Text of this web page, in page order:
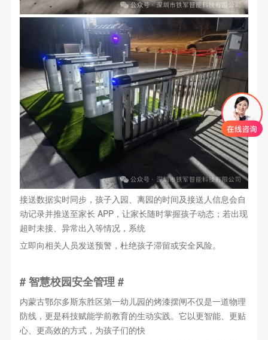
接送数据实时同步，孩子入园、离园的时间及接送人信息会自
动记录并推送至家长 APP，让家长随时掌握孩子动态；若出现
超时未接、异常出入等情况，系统
立即向相关人员发送预警，杜绝孩子滞留或安全风险。
# 智慧校园安全管理 #
内蒙古鄂尔多斯东胜区第一幼儿园的烤漆摆闸不仅是一道物理
防线，更是科技赋能学前教育的生动实践。它以更智能、更贴
心、更高效的方式，为孩子们的快